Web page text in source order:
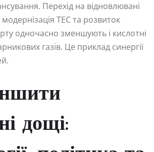
Перехід на відновлювані
модернізація ТЕС та розвиток
одночасно зменшують і кислотні
газів. Це приклад синергії
дощі: